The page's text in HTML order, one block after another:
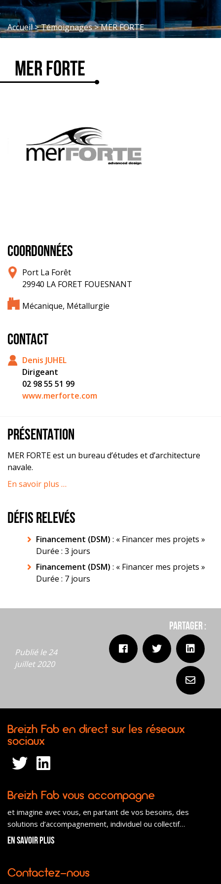
Accueil>Témoignages>MER FORTE
MER FORTE
COORDONNÉES
Port La Forêt
29940 LA FORET FOUESNANT
Mécanique, Métallurgie
CONTACT
Denis JUHEL
Dirigeant
02 98 55 51 99
www.merforte.com
PRÉSENTATION
MER FORTE est un bureau d’études et d’architecture
navale.
En savoir plus …
DÉFIS RELEVÉS
Financement (DSM) : « Financer mes projets »
Durée : 3 jours
Financement (DSM) : « Financer mes projets »
Durée : 7 jours
Publié le 24
juillet 2020
Partager :
Breizh Fab vous accompagne
et imagine avec vous, en partant de vos besoins, des
solutions d’accompagnement, individuel ou collectif…
En savoir plus
Contactez-nous
Breizh Fab en direct sur les réseaux
sociaux